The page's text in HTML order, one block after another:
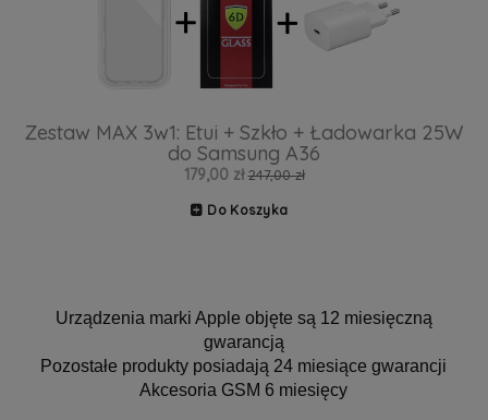
Zestaw MAX 3w1: Etui + Szkło + Ładowarka 25W
do Samsung A36
179,00 zł 247,00 zł
Do Koszyka
Urządzenia marki Apple objęte są 12 miesięczną
gwarancją
Pozostałe produkty posiadają 24 miesiące gwarancji
Akcesoria GSM 6 miesięcy